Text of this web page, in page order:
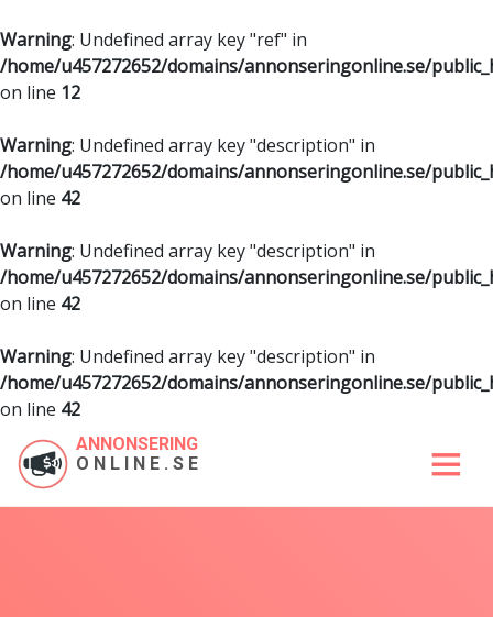
Warning: Undefined array key "ref" in
/home/u457272652/domains/annonseringonline.se/
on line 12
Warning: Undefined array key "description" in
/home/u457272652/domains/annonseringonline.se/
on line 42
Warning: Undefined array key "description" in
/home/u457272652/domains/annonseringonline.se/
on line 42
Warning: Undefined array key "description" in
/home/u457272652/domains/annonseringonline.se/
on line 42
ANNONSERING
ONLINE.SE